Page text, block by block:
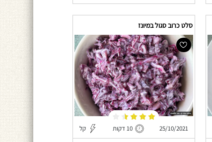
סלט כרוב סגול במיונז
25/10/2021 10 דקות קל